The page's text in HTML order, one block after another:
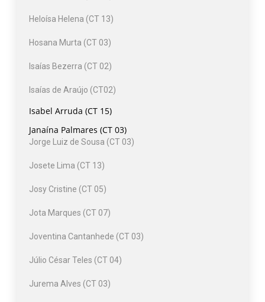
Heloísa Helena (CT 13)
Hosana Murta (CT 03)
Isaías Bezerra (CT 02)
Isaías de Araújo (CT02)
Isabel Arruda (CT 15)
Janaína Palmares (CT 03)
Jorge Luiz de Sousa (CT 03)
Josete Lima (CT 13)
Josy Cristine (CT 05)
Jota Marques (CT 07)
Joventina Cantanhede (CT 03)
Júlio César Teles (CT 04)
Jurema Alves (CT 03)